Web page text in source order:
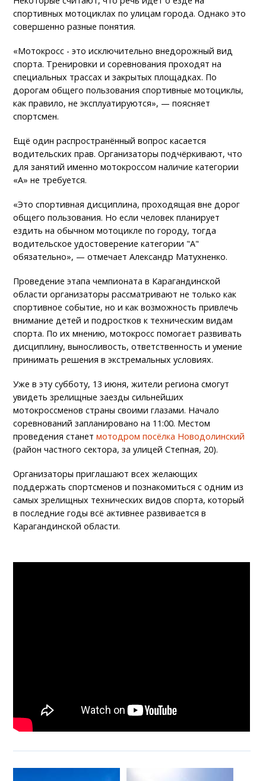
спортивных мотоциклах по улицам города. Однако это
совершенно разные понятия.
«Мотокросс - это исключительно внедорожный вид
спорта. Тренировки и соревнования проходят на
специальных трассах и закрытых площадках. По
дорогам общего пользования спортивные мотоциклы,
как правило, не эксплуатируются», — поясняет
спортсмен.
Ещё один распространённый вопрос касается
водительских прав. Организаторы подчёркивают, что
для занятий именно мотокроссом наличие категории
«А» не требуется.
«Это спортивная дисциплина, проходящая вне дорог
общего пользования. Но если человек планирует
ездить на обычном мотоцикле по городу, тогда
водительское удостоверение категории "А"
обязательно», — отмечает Александр Матухненко.
Проведение этапа чемпионата в Карагандинской
области организаторы рассматривают не только как
спортивное событие, но и как возможность привлечь
внимание детей и подростков к техническим видам
спорта. По их мнению, мотокросс помогает развивать
дисциплину, выносливость, ответственность и умение
принимать решения в экстремальных условиях.
Уже в эту субботу, 13 июня, жители региона смогут
увидеть зрелищные заезды сильнейших
мотокроссменов страны своими глазами. Начало
соревнований запланировано на 11:00. Местом
проведения станетмотодром посёлка Новодолинский
(район частного сектора, за улицей Степная, 20).
Организаторы приглашают всех желающих
поддержать спортсменов и познакомиться с одним из
самых зрелищных технических видов спорта, который
в последние годы всё активнее развивается в
Карагандинской области.